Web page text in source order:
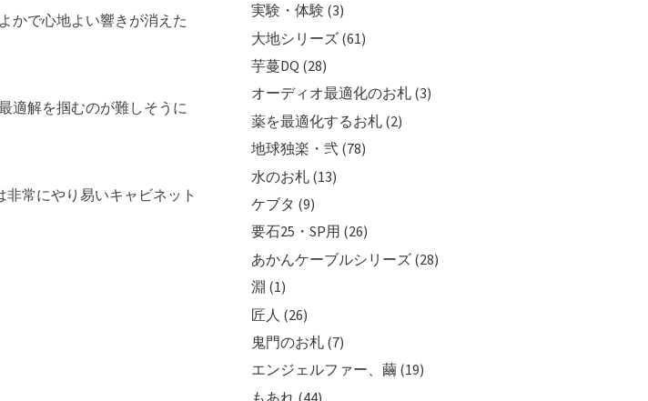
かで心地よい響きが消えた
適解を掴むのが難しそうに
常にやり易いキャビネット
実験・体験 (3)
大地シリーズ (61)
芋蔓DQ (28)
オーディオ最適化のお札 (3)
薬を最適化するお札 (2)
地球独楽・弐 (78)
水のお札 (13)
ケブタ (9)
要石25・SP用 (26)
あかんケーブルシリーズ (28)
淵 (1)
匠人 (26)
鬼門のお札 (7)
エンジェルファー、繭 (19)
もあれ (44)